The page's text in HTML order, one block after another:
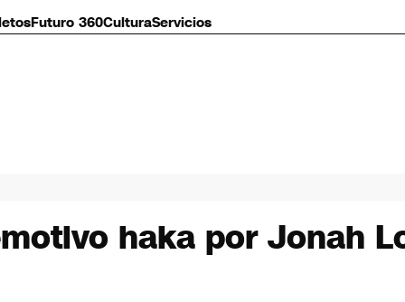
Futuro 360CulturaServicios
haka por Jonah